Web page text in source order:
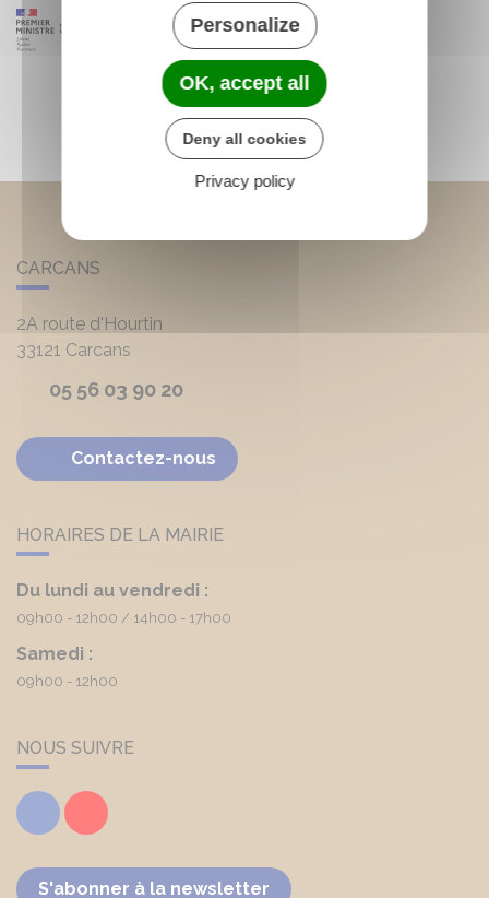
CARCANS
2A route d'Hourtin
33121 Carcans
05 56 03 90 20
Contactez-nous
HORAIRES DE LA MAIRIE
Du lundi au vendredi :
09h00 - 12h00 14h00 - 17h00
Samedi :
09h00 - 12h00
NOUS SUIVRE
FacebookYoutube
S'abonner à la newsletter
Personalize
OK, accept all
Deny all cookies
Privacy policy